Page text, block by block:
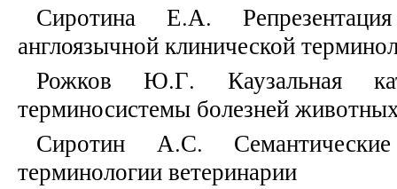
Сиротина Е.А.
англоязычной клинической
Рожков Ю.Г. Каузальная
терминосистемы болезней
Сиротин А.С.
терминологии ветеринарии